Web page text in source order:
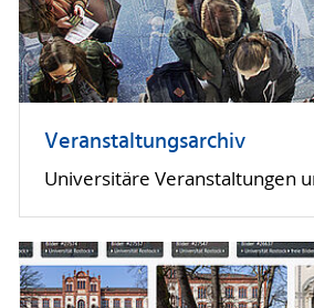
Veranstaltungsarchiv
Universitäre Veranstaltungen